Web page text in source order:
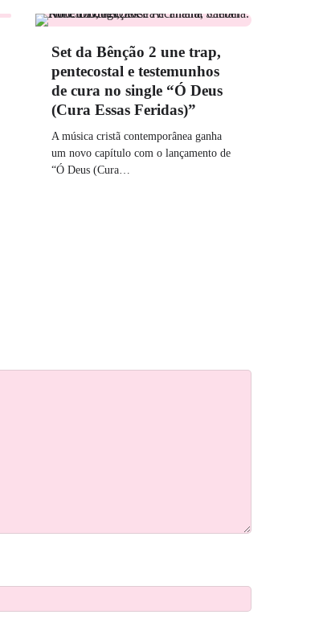
Set da Bênção 2 une trap,
pentecostal e testemunhos
de cura no single “Ó Deus
(Cura Essas Feridas)”
A música cristã contemporânea ganha
um novo capítulo com o lançamento de
“Ó Deus (Cura…